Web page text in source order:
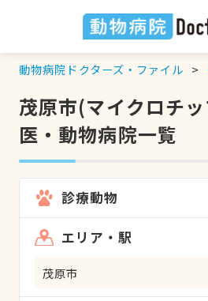
動物病院ドクターズ・ファイル
茂原市(マイクロチ
医・動物病院一覧
診療動物
エリア・駅
茂原市